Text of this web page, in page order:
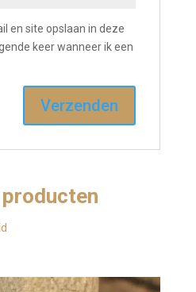
en site opslaan in deze
keer wanneer ik een